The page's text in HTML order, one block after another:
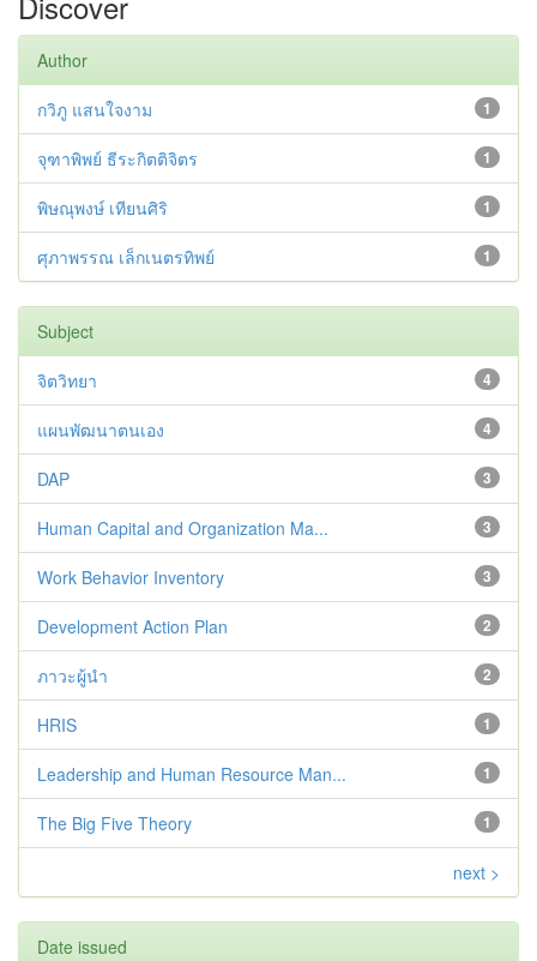
Author
1
กวิภู แสนใจงาม
1
จุฑาพิพย์ ธีระกิตติจิตร
1
พิษณุพงษ์ เทียนศิริ
1
ศุภาพรรณ เล็กเนตรทิพย์
Subject
4
จิตวิทยา
4
แผนพัฒนาตนเอง
3
DAP
3
Human Capital and Organization Ma...
3
Work Behavior Inventory
2
Development Action Plan
2
ภาวะผู้นำ
1
HRIS
1
Leadership and Human Resource Man...
1
The Big Five Theory
next >
Date issued